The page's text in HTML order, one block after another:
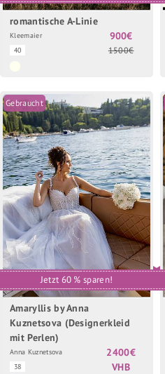
romantische A-Linie
Kleemaier
40
900€
1500€
Gebraucht
Jetzt 60 % sparen!
Amaryllis by Anna
Kuznetsova (Designerkleid
mit Perlen)
Anna Kuznetsova
38
2400€
VHB